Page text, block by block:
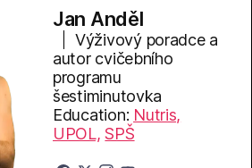
Jan Anděl
Výživový poradce a
autor cvičebního
programu
šestiminutovka
Education: Nutris,
UPOL, SPŠ